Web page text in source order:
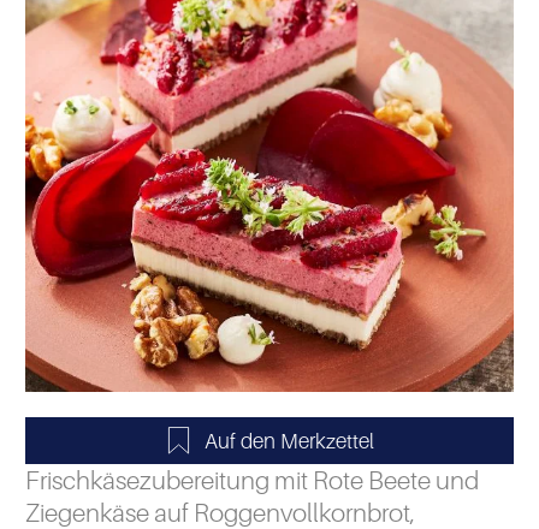
Frischkäsezubereitung mit Rote Beete und
Ziegenkäse auf Roggenvollkornbrot,